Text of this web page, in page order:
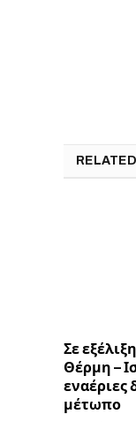
RELATED
Σε
Θέρμη –
εναέριες
μέτωπο